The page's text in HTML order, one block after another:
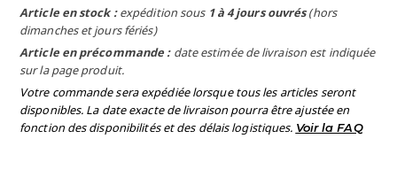
Article en stock :expédition sous 1 à 4 jours ouvrés(hors
dimanches et jours fériés)
Article en précommande : date estimée de livraison est indiquée
sur la page produit.
Votre commande sera expédiée lorsque tous les articles seront
disponibles. La date exacte de livraison pourra être ajustée en
fonction des disponibilités et des délais logistiques. Voir la FAQ